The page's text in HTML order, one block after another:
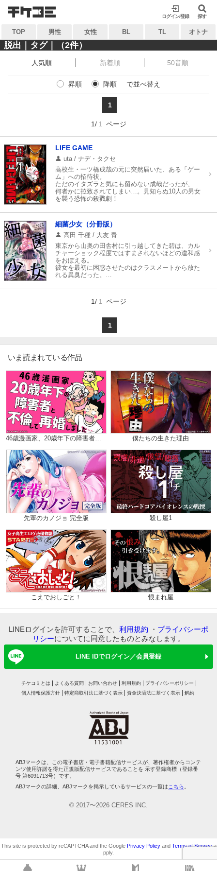
ログイン/登録 探す
検索
閉じる
キーワードから探す
ジャンル タグ
コンテンツから探す
ランキング 新着
おすすめ 無料
特集
マイ本棚から探す
最近読んだ作品
TOP 男性 女性 BL TL オトナ
検索
閉じる
キーワードから探す
ジャンル タグ
マイ本棚から探す
最近読んだ作品 お気に入り
脱出｜タグ｜（2件）
人気順 新着順 50音順
昇順 降順 で並べ替え
1
1/ 1 ページ
LIFE GAME
uta / ナデ・タクセ
高校生・一ツ橋成哉の元に突然届いた、ある「ゲー
ム」への招待状。
ただのイタズラと気にも留めない成哉だったが、
何者かに拉致されてしまい…。見知らぬ10人の男女
を襲う恐怖の殺戮劇！
細菌少女（分冊版）
高田 千種 / 大友 青
東京から山奥の田舎村に引っ越してきた碧は、カル
チャーショック程度ではすまされないほどの違和感
をおぼえる。
彼女を最初に困惑させたのはクラスメートから放た
れる異臭だった。
【この村は普通じゃない】
何がおかしい？
1/ 1 ページ
1
いま読まれている作品
46歳漫画家、20歳年下の障害者と不倫して再婚しました。（分冊版） 僕たちの生きた理由
先輩のカノジョ 完全版 殺し屋1
こえでおしごと！ 恨まれ屋
LINEログインを許可することで、 利用規約 ・ プライバシーポ
リシーについてに同意したものとみなします。
LINE IDでログイン／会員登録
チケコミとは よくある質問 お問い合わせ 利用規約
プライバシーポリシー
個人情報保護方針
特定商取引法に基づく表示 資金決済法に基づく表示 解約
ABJマークは、この電子書店・電子書籍配信サービスが、著作権者からコンテ
ンツ使用許諾を得た正規版配信サービスであることを 示す登録商標（登録番
号 第6091713号）です。
ABJマークの詳細、ABJマークを掲示しているサービスの一覧は こちら
© 2017〜2026 CERES INC.
This site is protected by reCAPTCHA and the Google Privacy Policyand Terms of Servicea
pply.